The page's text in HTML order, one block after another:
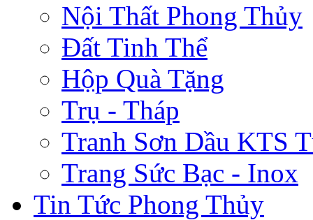
Nội Thất Phong Thủy
Đất Tinh Thể
Hộp Quà Tặng
Trụ - Tháp
Tranh Sơn Dầu KTS
Trang Sức Bạc - Inox
Tin Tức Phong Thủy